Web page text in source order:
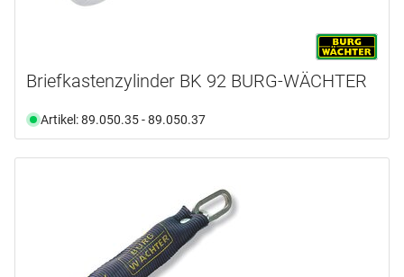
Briefkastenzylinder BK 92 BURG-WÄCHTER
Artikel: 89.050.35 - 89.050.37